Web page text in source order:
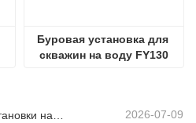
Буровая установка для
скважин на воду FY130
Особенности буровой установки на грузовике: Полное руководство на 2026 год 2026-07-09